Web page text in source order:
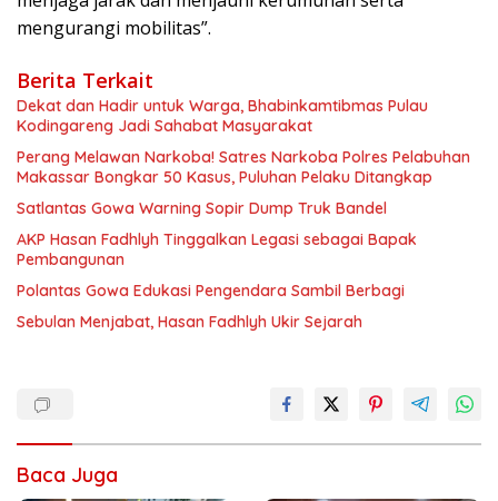
mengurangi mobilitas”.
Berita Terkait
Dekat dan Hadir untuk Warga, Bhabinkamtibmas Pulau
Kodingareng Jadi Sahabat Masyarakat
Perang Melawan Narkoba! Satres Narkoba Polres Pelabuhan
Makassar Bongkar 50 Kasus, Puluhan Pelaku Ditangkap
Satlantas Gowa Warning Sopir Dump Truk Bandel
AKP Hasan Fadhlyh Tinggalkan Legasi sebagai Bapak
Pembangunan
Polantas Gowa Edukasi Pengendara Sambil Berbagi
Sebulan Menjabat, Hasan Fadhlyh Ukir Sejarah
Baca Juga